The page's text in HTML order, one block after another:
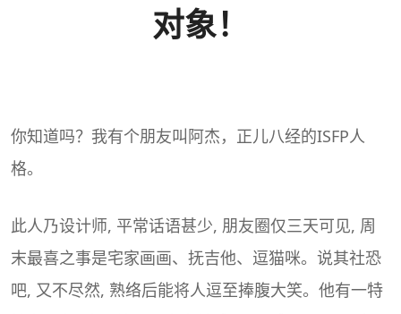
对象！
你知道吗？我有个朋友叫阿杰，正儿八经的ISFP人
格。
此人乃设计师, 平常话语甚少, 朋友圈仅三天可见, 周
末最喜之事是宅家画画、抚吉他、逗猫咪。说其社恐
吧, 又不尽然, 熟络后能将人逗至捧腹大笑。他有一特